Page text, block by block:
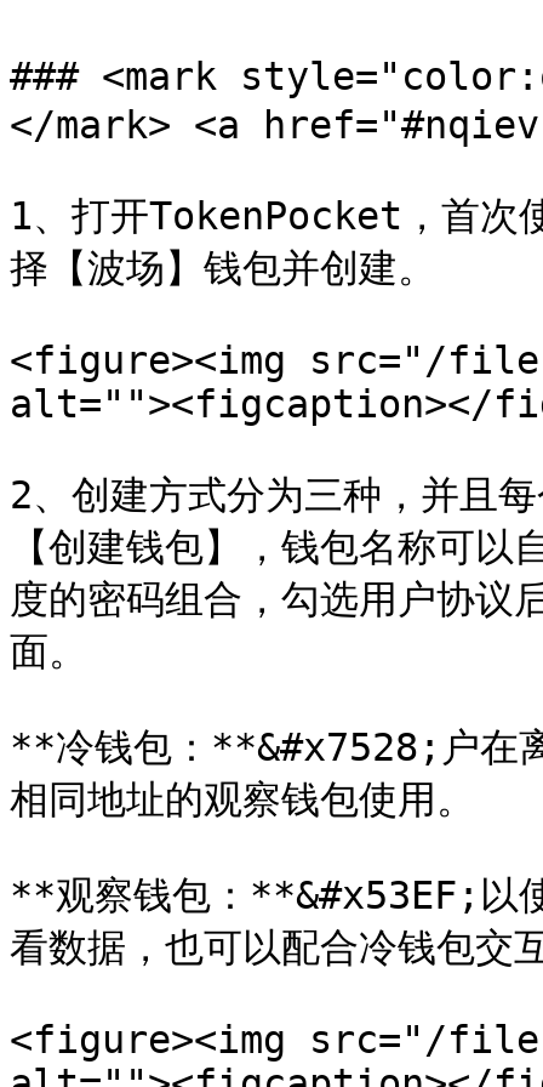
### <mark
</mark> <a
1、打开TokenPocket，首次
择【波场】钱包并创建。
<figure><img src="/
alt=""><figcaption></
2、创建方式分为三种，并且
【创建钱包】，钱包名称可
度的密码组合，勾选用户协议
面。
**冷钱包：**&#x7528;户在
相同地址的观察钱包使用。
**观察钱包：**&#x53EF;以
看数据，也可以配合冷钱包交
<figure><img src="/files/